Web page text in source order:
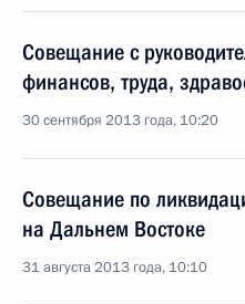
Совещание с
финансов, труда,
30 сентября 2013 года, 10:20
Совещание по
на Дальнем Востоке
31 августа 2013 года, 10:10